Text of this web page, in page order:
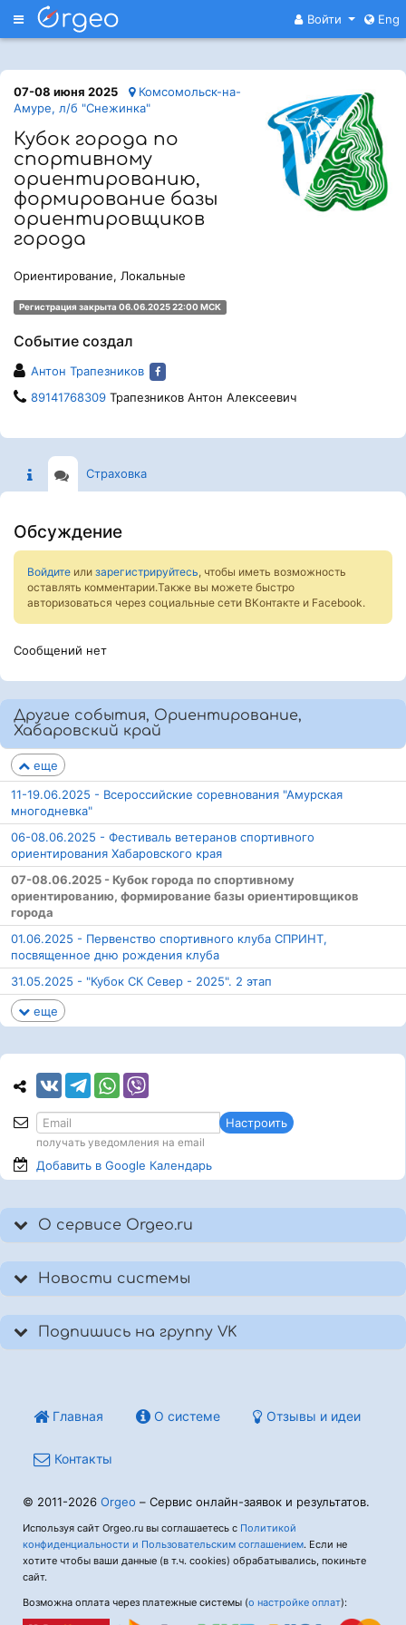
Меню Войти Eng
07-08 июня 2025
Комсомольск-на-
Амуре, л/б "Снежинка"
Кубок города по
спортивному
ориентированию,
формирование базы
ориентировщиков
города
Ориентирование, Локальные
Регистрация закрыта 06.06.2025 22:00 МСК
Событие создал
Антон Трапезников
89141768309 Трапезников Антон Алексеевич
Страховка
Обсуждение
Войдите или зарегистрируйтесь, чтобы иметь возможность
оставлять комментарии.Также вы можете быстро
авторизоваться через социальные сети ВКонтакте и Facebook.
Сообщений нет
Другие события, Ориентирование,
Хабаровский край
еще
11-19.06.2025 - Всероссийские соревнования "Амурская
многодневка"
06-08.06.2025 - Фестиваль ветеранов спортивного
ориентирования Хабаровского края
07-08.06.2025 - Кубок города по спортивному
ориентированию, формирование базы ориентировщиков
города
01.06.2025 - Первенство спортивного клуба СПРИНТ,
посвященное дню рождения клуба
31.05.2025 - "Кубок СК Север - 2025". 2 этап
еще
Настроить
получать уведомления на email
Добавить в Google Календарь
О сервисе Orgeo.ru
Новости системы
Подпишись на группу VK
Главная О системе Отзывы и идеи
Контакты
© 2011-2026 Orgeo – Сервис онлайн-заявок и результатов.
Используя сайт Orgeo.ru вы соглашаетесь с Политикой
конфиденциальности и Пользовательским соглашением. Если не
хотите чтобы ваши данные (в т.ч. cookies) обрабатывались, покиньте
сайт.
Возможна оплата через платежные системы (о настройке оплат):